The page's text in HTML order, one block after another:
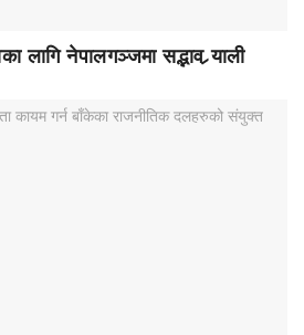
लागि नेपालगञ्जमा सद्भाव र्‍याली